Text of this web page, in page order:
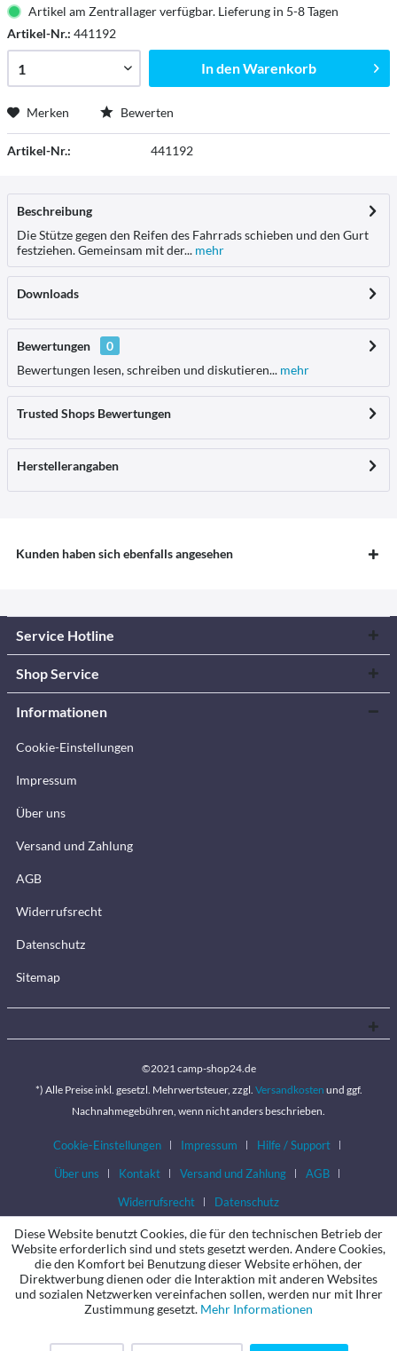
Artikel am Zentrallager verfügbar. Lieferung in 5-8 Tagen
Artikel-Nr.: 441192
In denWarenkorb
Merken Bewerten
Artikel-Nr.: 441192
Beschreibung
Die Stütze gegen den Reifen des Fahrrads schieben und den Gurt
festziehen. Gemeinsam mit der... mehr
Downloads
Bewertungen
0
Bewertungen lesen, schreiben und diskutieren... mehr
Trusted Shops Bewertungen
Herstellerangaben
Kunden haben sich ebenfalls angesehen
Service Hotline
Shop Service
Informationen
Cookie-Einstellungen
Impressum
Über uns
Versand und Zahlung
AGB
Widerrufsrecht
Datenschutz
Sitemap
©2021 camp-shop24.de
*) Alle Preise inkl. gesetzl. Mehrwertsteuer, zzgl. Versandkosten und ggf.
Nachnahmegebühren, wenn nicht anders beschrieben.
Cookie-Einstellungen Impressum
Hilfe / Support
Über uns
Kontakt Versand und Zahlung
AGB
Widerrufsrecht
Datenschutz
Diese Website benutzt Cookies, die für den technischen Betrieb der
Website erforderlich sind und stets gesetzt werden. Andere Cookies,
die den Komfort bei Benutzung dieser Website erhöhen, der
Direktwerbung dienen oder die Interaktion mit anderen Websites
und sozialen Netzwerken vereinfachen sollen, werden nur mit Ihrer
Zustimmung gesetzt. Mehr Informationen